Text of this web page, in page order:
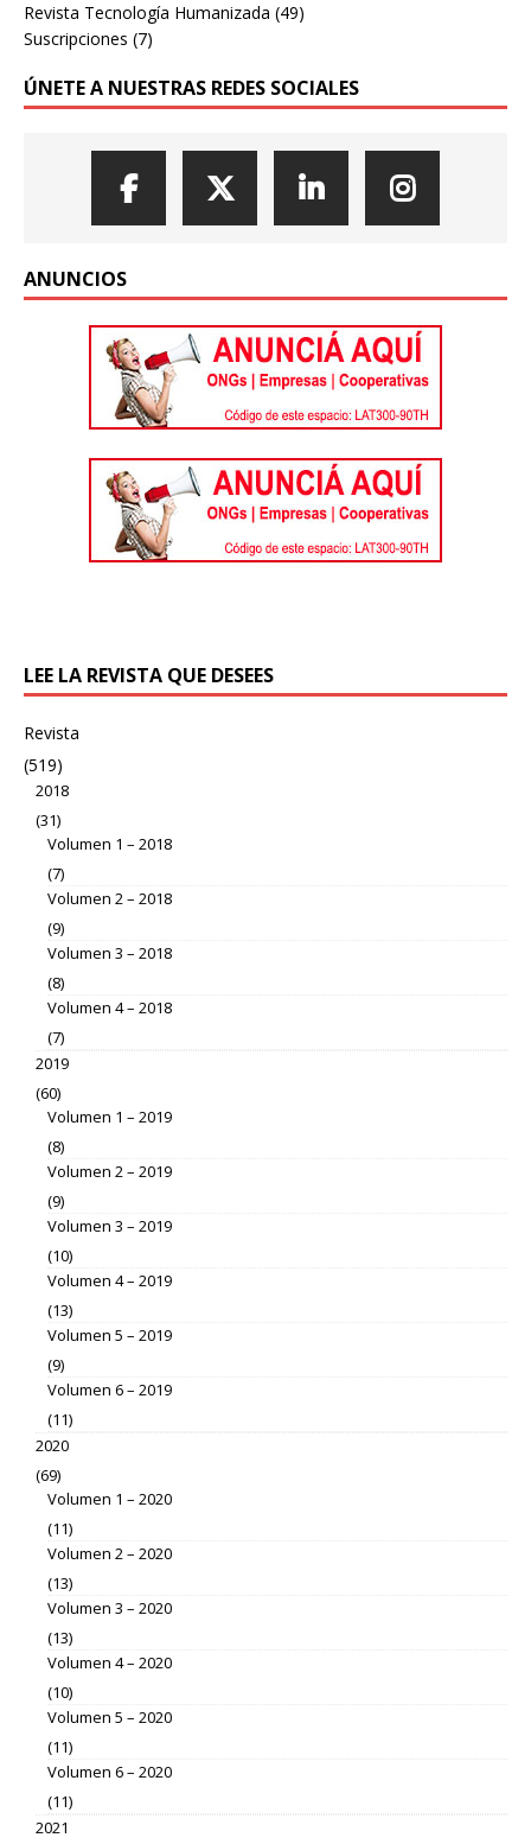
Revista Tecnología Humanizada (49)
Suscripciones (7)
ÚNETE A NUESTRAS REDES SOCIALES
ANUNCIOS
LEE LA REVISTA QUE DESEES
Revista
(519)
2018
(31)
Volumen 1 – 2018
(7)
Volumen 2 – 2018
(9)
Volumen 3 – 2018
(8)
Volumen 4 – 2018
(7)
2019
(60)
Volumen 1 – 2019
(8)
Volumen 2 – 2019
(9)
Volumen 3 – 2019
(10)
Volumen 4 – 2019
(13)
Volumen 5 – 2019
(9)
Volumen 6 – 2019
(11)
2020
(69)
Volumen 1 – 2020
(11)
Volumen 2 – 2020
(13)
Volumen 3 – 2020
(13)
Volumen 4 – 2020
(10)
Volumen 5 – 2020
(11)
Volumen 6 – 2020
(11)
2021